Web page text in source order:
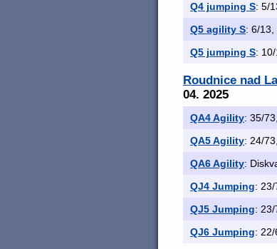
Q4 jumping S: 5/
Q5 agility S: 6/13,
Q5 jumping S:
Roudnice nad
04. 2025
QA4 Agility: 35/
QA5 Agility: 24/
QA6 Agility:
QJ4 Jumping:
QJ5 Jumping:
QJ6 Jumping: